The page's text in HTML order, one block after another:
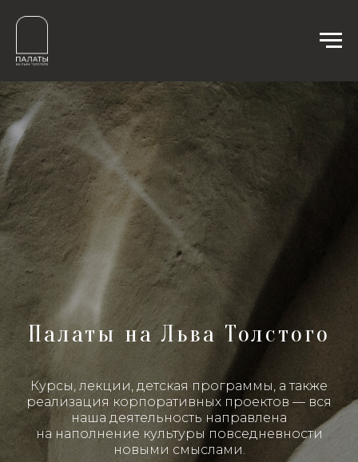
Палаты на Льва Толстого
Курсы, лекции, детская программы, а также
реализация корпоративных проектов — вся
наша деятельность направлена
на наполнение культуры повседневности
новыми смыслами.